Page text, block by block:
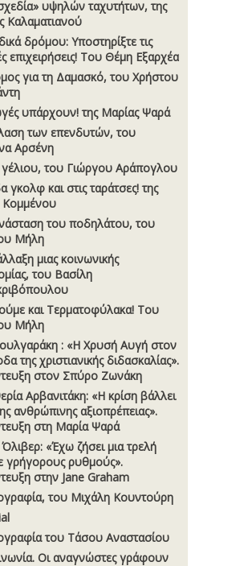
υψηλών ταχυτήτων, της
Καλαματιανού
δρόμου: Υποστηρίξτε τις
επιχειρήσεις! Του Θέμη Εξαρχέα
για τη Δαμασκό, του Χρήστου
υπάρχουν! της Μαρίας Ψαρά
των επενδυτών, του
Αρσένη
γέλιου, του Γιώργου Αράπογλου
γκολφ και στις ταράτσες! της
Κομμένου
του ποδηλάτου, του
Μήλη
μιας κοινωνικής
του Βασίλη
και Τερματοφύλακα! Του
Μήλη
: «Η Χρυσή Αυγή στον
της χριστιανικής διδασκαλίας».
στον Σπύρο Ζωνάκη
Αρβανιτάκη: «Η κρίση βάλλει
ανθρώπινης αξιοπρέπειας».
στη Μαρία Ψαρά
Όλιβερ: «Έχω ζήσει µια τρελή
γρήγορους ρυθμούς».
στην Jane Graham
του Μιχάλη Κουντούρη
του Τάσου Αναστασίου
Οι αναγνώστες γράφουν